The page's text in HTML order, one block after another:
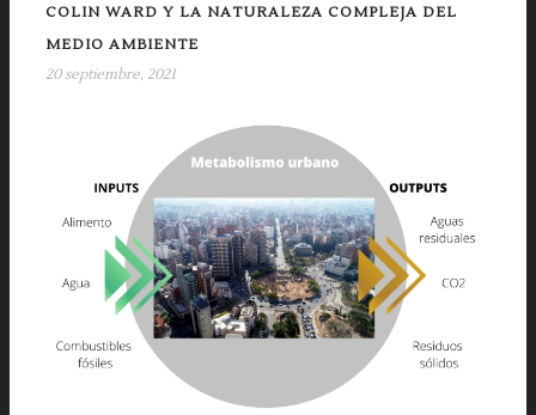
COLIN WARD Y LA NATURALEZA COMPLEJA DEL
MEDIO AMBIENTE
20 septiembre, 2021